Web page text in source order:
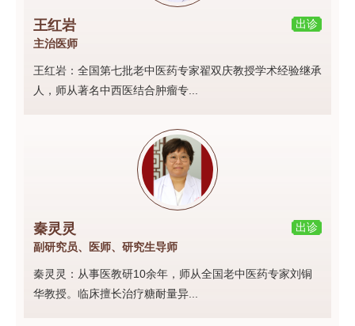
出诊
王红岩
主治医师
王红岩：全国第七批老中医药专家翟双庆教授学术经验继承
人，师从著名中西医结合肿瘤专...
出诊
秦灵灵
副研究员、医师、研究生导师
秦灵灵：从事医教研10余年，师从全国老中医药专家刘铜
华教授。临床擅长治疗糖耐量异...